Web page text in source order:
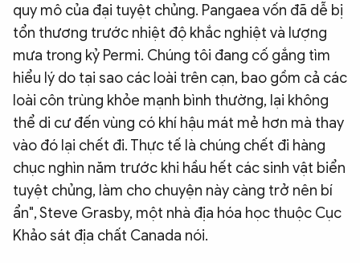
quy mô của đại tuyệt chủng. Pangaea vốn đã dễ bị
tổn thương trước nhiệt độ khắc nghiệt và lượng
mưa trong kỷ Permi. Chúng tôi đang cố gắng tìm
hiểu lý do tại sao các loài trên cạn, bao gồm cả các
loài côn trùng khỏe mạnh bình thường, lại không
thể di cư đến vùng có khí hậu mát mẻ hơn mà thay
vào đó lại chết đi. Thực tế là chúng chết đi hàng
chục nghìn năm trước khi hầu hết các sinh vật biển
tuyệt chủng, làm cho chuyện này càng trở nên bí
ẩn", Steve Grasby, một nhà địa hóa học thuộc Cục
Khảo sát địa chất Canada nói.